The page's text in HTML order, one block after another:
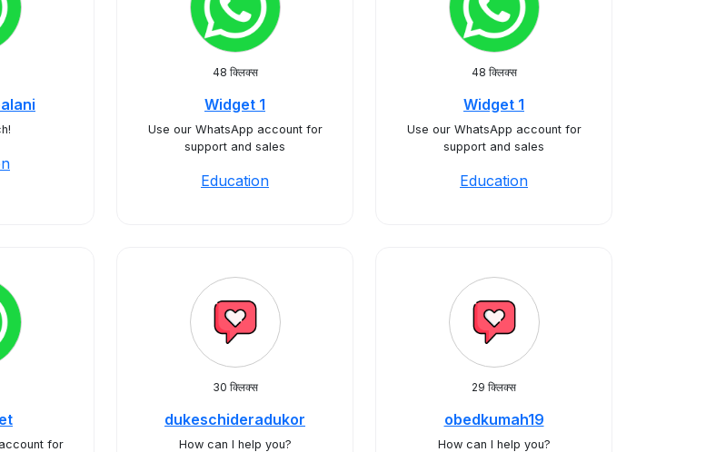
48 क्लिक्स
Widget 1
Use our WhatsApp account for
support and sales
Education
48 क्लिक्स
Widget 1
Use our WhatsApp account for
support and sales
Education
for
30 क्लिक्स
dukeschideradukor
How can I help you?
29 क्लिक्स
obedkumah19
How can I help you?